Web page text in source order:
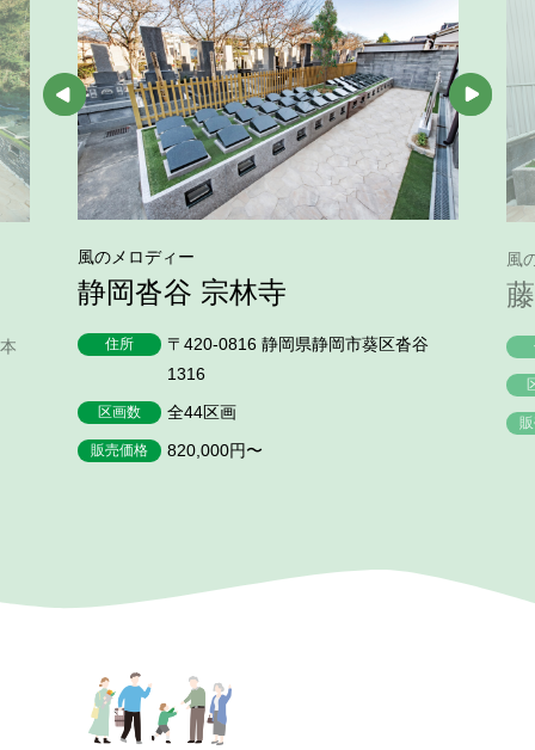
風のメロディー
静岡沓谷 宗林寺
住所
〒420-0816 静岡県静岡市葵区沓谷
1316
区画数 全44区画
販売価格 820,000円〜
風